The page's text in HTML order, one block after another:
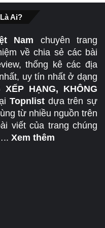
Ai?
Nam chuyên trang
về chia sẻ các bài
thống kê các địa
uy tín nhất ở dạng
XẾP HẠNG, KHÔNG
Topnlist dựa trên sự
từ nhiều nguồn trên
viết của trang chúng
Xem thêm